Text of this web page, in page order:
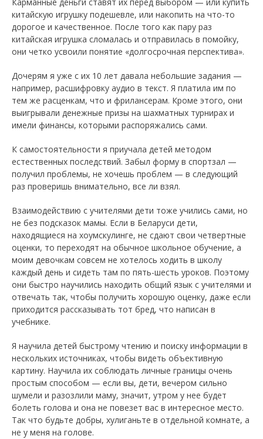
Карманные деньги ставят их перед выбором — или купить
китайскую игрушку подешевле, или накопить на что-то
дорогое и качественное. После того как пару раз
китайская игрушка сломалась и отправилась в помойку,
они четко усвоили понятие «долгосрочная перспектива».
Дочерям я уже с их 10 лет давала небольшие задания —
например, расшифровку аудио в текст. Я платила им по
тем же расценкам, что и фрилансерам. Кроме этого, они
выигрывали денежные призы на шахматных турнирах и
имели финансы, которыми распоряжались сами.
К самостоятельности я приучала детей методом
естественных последствий. Забыл форму в спортзал —
получил проблемы, не хочешь проблем — в следующий
раз проверишь внимательно, все ли взял.
Взаимодействию с учителями дети тоже учились сами, но
не без подсказок мамы. Если в Беларуси дети,
находящиеся на хоумскулинге, не сдают свои четвертные
оценки, то переходят на обычное школьное обучение, а
моим девочкам совсем не хотелось ходить в школу
каждый день и сидеть там по пять-шесть уроков. Поэтому
они быстро научились находить общий язык с учителями и
отвечать так, чтобы получить хорошую оценку, даже если
приходится рассказывать тот бред, что написан в
учебнике.
Я научила детей быстрому чтению и поиску информации в
нескольких источниках, чтобы видеть объективную
картину. Научила их соблюдать личные границы очень
простым способом — если вы, дети, вечером сильно
шумели и разозлили маму, значит, утром у нее будет
болеть голова и она не повезет вас в интересное место.
Так что будьте добры, хулиганьте в отдельной комнате, а
не у меня на голове.